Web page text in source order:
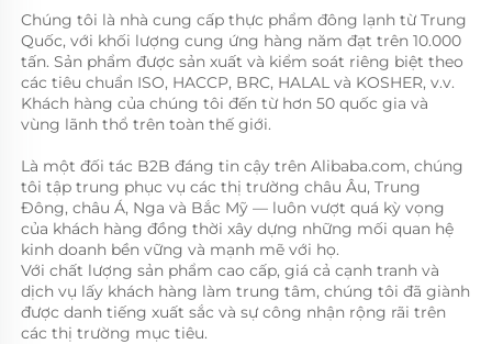
Chúng tôi là nhà cung cấp thực phẩm đông lạnh từ Trung
Quốc, với khối lượng cung ứng hàng năm đạt trên 10.000
tấn. Sản phẩm được sản xuất và kiểm soát riêng biệt theo
các tiêu chuẩn ISO, HACCP, BRC, HALAL và KOSHER, v.v.
Khách hàng của chúng tôi đến từ hơn 50 quốc gia và
vùng lãnh thổ trên toàn thế giới.
Là một đối tác B2B đáng tin cậy trên Alibaba.com, chúng
tôi tập trung phục vụ các thị trường châu Âu, Trung
Đông, châu Á, Nga và Bắc Mỹ — luôn vượt quá kỳ vọng
của khách hàng đồng thời xây dựng những mối quan hệ
kinh doanh bền vững và mạnh mẽ với họ.
Với chất lượng sản phẩm cao cấp, giá cả cạnh tranh và
dịch vụ lấy khách hàng làm trung tâm, chúng tôi đã giành
được danh tiếng xuất sắc và sự công nhận rộng rãi trên
các thị trường mục tiêu.